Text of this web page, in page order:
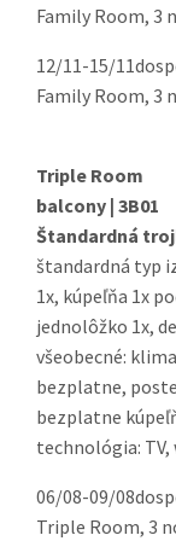
Family Room, 3
12/11-15/11
Family Room, 3
Triple Room
balcony | 3B01
Štandardná
štandardná typ
1x, kúpeľňa 1x
jednolôžko 1x,
všeobecné:
bezplatne,
bezplatne
technológia:
06/08-09/08
Triple Room, 3